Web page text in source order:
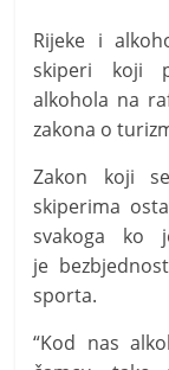
i
v
n
i
h
v
i
j
e
s
Rijeke i
skiperi koji
alkohola na
zakona o
Zakon koji
skiperima
svakoga ko
je
sporta.
“Kod nas